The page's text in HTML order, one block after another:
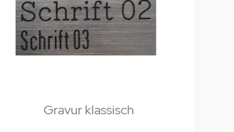
Gravur klassisch